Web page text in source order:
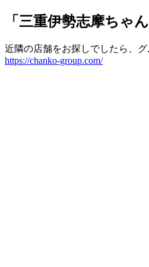
「三重伊勢志摩ちゃ
近隣の店舗をお探しでしたら、
https://chanko-group.com/